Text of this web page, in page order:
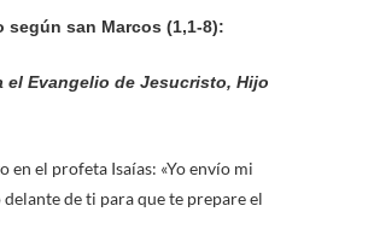
según san Marcos (1,1-8):
el Evangelio de Jesucristo, Hijo
en el profeta Isaías: «Yo envío mi
delante de ti para que te prepare el